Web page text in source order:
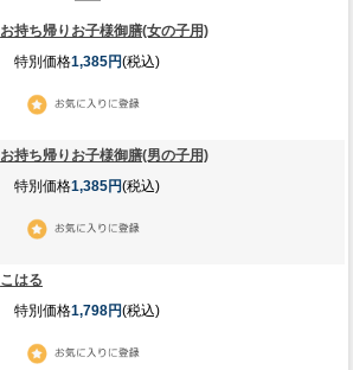
お持ち帰りお子様御膳(女の子用)
特別価格1,385円(税込)
お持ち帰りお子様御膳(男の子用)
特別価格1,385円(税込)
こはる
特別価格1,798円(税込)